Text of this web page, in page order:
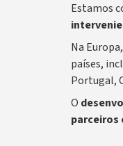
Estamos
Na
países,
Portugal,
O